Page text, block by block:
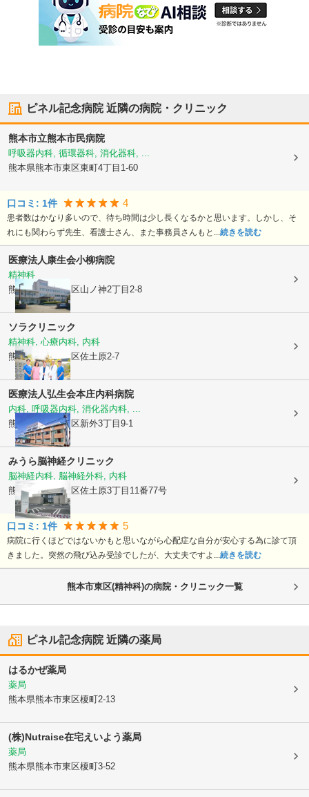
ピネル記念病院近隣の病院・クリニック
熊本市立熊本市民病院
呼吸器内科, 循環器科, 消化器科, ...
熊本県熊本市東区東町4丁目1-60
口コミ: 1件 4
患者数はかなり多いので、待ち時間は少し長くなるかと思います。しかし、そ
れにも関わらず先生、看護士さん、また事務員さんもと...続きを読む
医療法人康生会小柳病院
精神科
熊本県熊本市東区山ノ神2丁目2-8
ソラクリニック
精神科, 心療内科, 内科
熊本県熊本市東区佐土原2-7
医療法人弘生会本庄内科病院
内科, 呼吸器内科, 消化器内科, ...
熊本県熊本市東区新外3丁目9-1
みうら脳神経クリニック
脳神経内科, 脳神経外科, 内科
熊本県熊本市東区佐土原3丁目11番77号
口コミ: 1件 5
病院に行くほどではないかもと思いながら心配症な自分が安心する為に診て頂
きました。突然の飛び込み受診でしたが、大丈夫ですよ...続きを読む
熊本市東区(精神科)の病院・クリニック一覧
ピネル記念病院近隣の薬局
はるかぜ薬局
薬局
熊本県熊本市東区榎町2-13
(株)Nutraise在宅えいよう薬局
薬局
熊本県熊本市東区榎町3-52